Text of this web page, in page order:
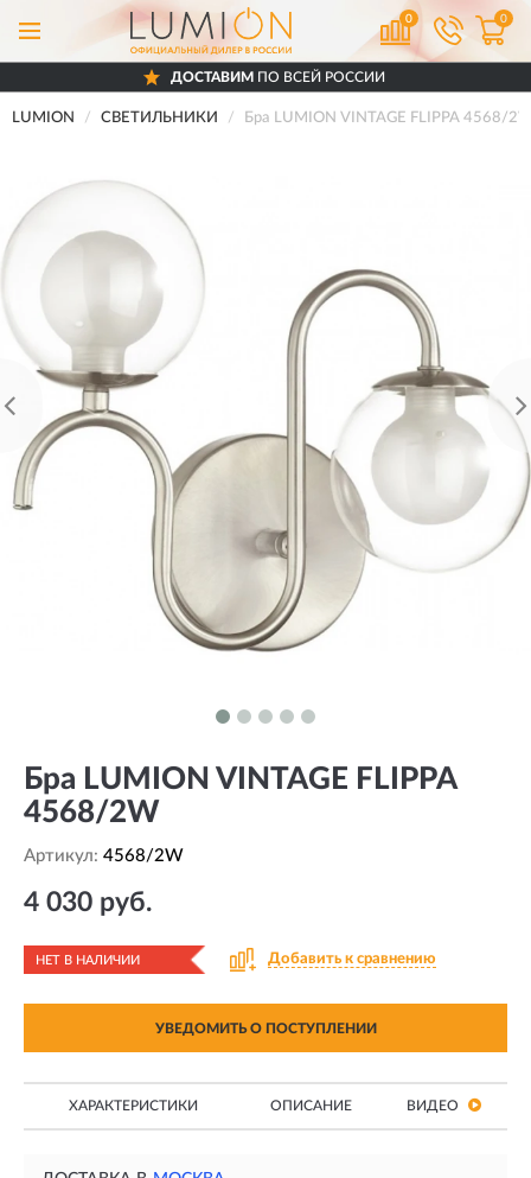
0 0
ДОСТАВИМ ПО ВСЕЙ РОССИИ
LUMION СВЕТИЛЬНИКИ Бра LUMION VINTAGE FLIPPA 4568/
Бра LUMION VINTAGE FLIPPA
4568/2W
Артикул: 4568/2W
4 030 руб.
НЕТ В НАЛИЧИИ Добавить к сравнению
УВЕДОМИТЬ О ПОСТУПЛЕНИИ
ХАРАКТЕРИСТИКИ ОПИСАНИЕ ВИДЕО